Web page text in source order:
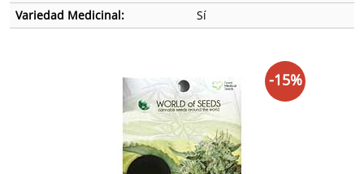
Variedad Medicinal:
Sí
-15%